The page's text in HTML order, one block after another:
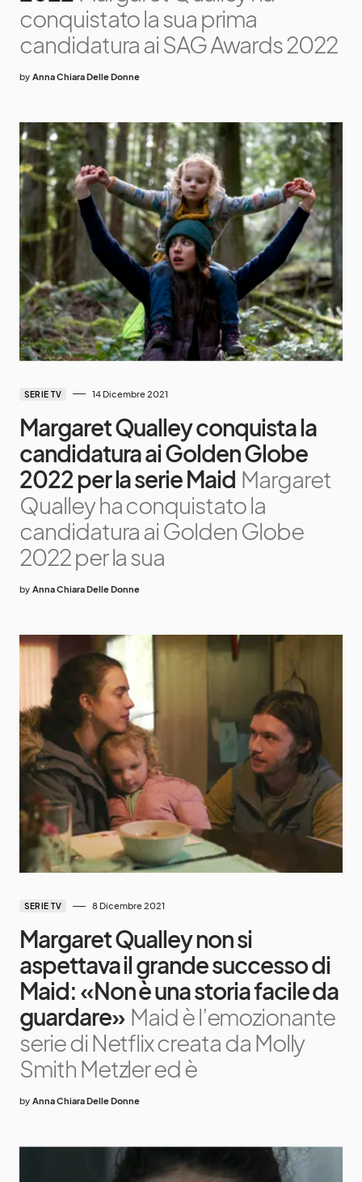
conquistato la sua prima
candidatura ai SAG Awards 2022
by Anna Chiara Delle Donne
SERIE TV 14 Dicembre 2021
Margaret Qualley conquista la
candidatura ai Golden Globe
2022 per la serie Maid Margaret
Qualley ha conquistato la
candidatura ai Golden Globe
2022 per la sua
by Anna Chiara Delle Donne
SERIE TV 8 Dicembre 2021
Margaret Qualley non si
aspettava il grande successo di
Maid: «Non è una storia facile da
guardare» Maid è l’emozionante
serie di Netflix creata da Molly
Smith Metzler ed è
by Anna Chiara Delle Donne